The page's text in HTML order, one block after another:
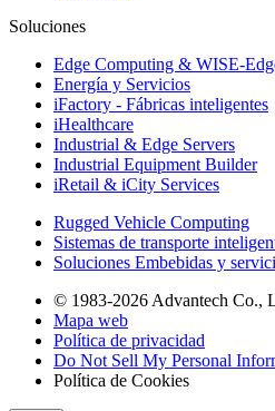
Soluciones
Edge Computing & WISE-
Energía y Servicios
iFactory - Fábricas inteligentes
iHealthcare
Industrial & Edge Servers
Industrial Equipment Builder
iRetail & iCity Services
Rugged Vehicle Computing
Sistemas de transporte
Soluciones Embebidas y
© 1983-2026 Advantech Co.,
Mapa web
Política de privacidad
Do Not Sell My Personal
Política de Cookies